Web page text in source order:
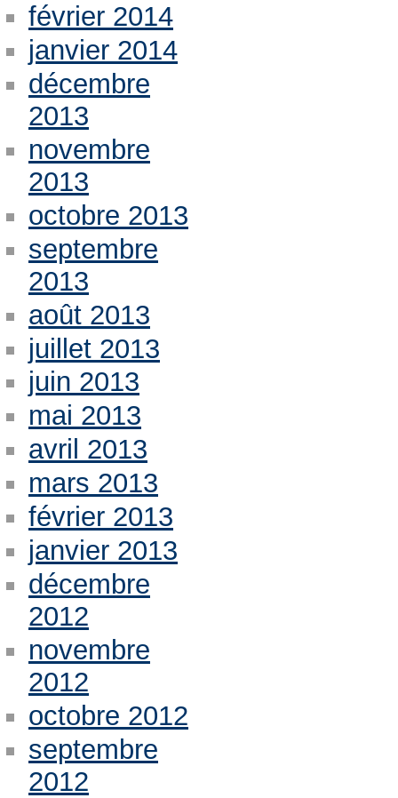
février 2014
janvier 2014
décembre
2013
novembre
2013
octobre 2013
septembre
2013
août 2013
juillet 2013
juin 2013
mai 2013
avril 2013
mars 2013
février 2013
janvier 2013
décembre
2012
novembre
2012
octobre 2012
septembre
2012